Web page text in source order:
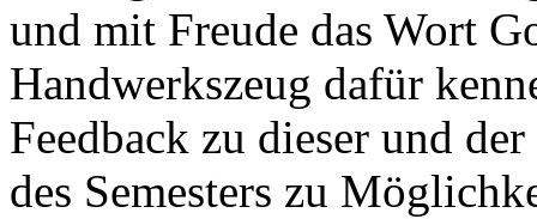
und mit Freude das Wort
Handwerkszeug dafür
Feedback zu dieser und
des Semesters zu